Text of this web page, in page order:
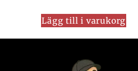
Lägg till i varukorg